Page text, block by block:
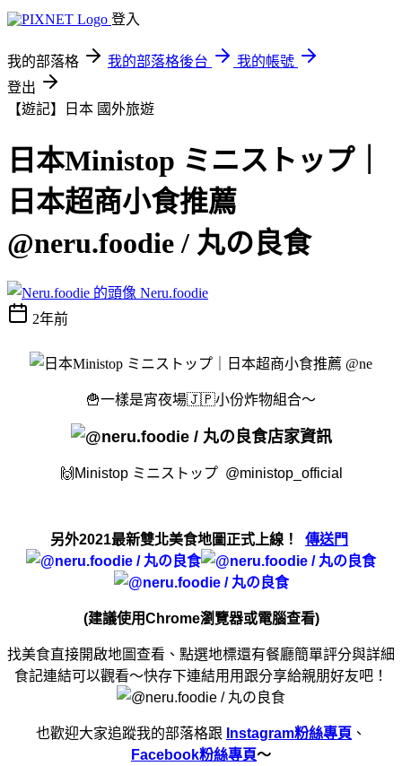
登入
我的部落格 我的部落格後台
我的帳號
登出
【遊記】日本 國外旅遊
日本Ministop ミニストップ｜
日本超商小食推薦
@neru.foodie / 丸の良食
Neru.foodie
2年前
🍟一樣是宵夜場🇯🇵小份炸物組合～
店家資訊
🙌 Ministop ミニストップ @ministop_official
另外2021最新雙北美食地圖正式上線！ 傳送門
(建議使用Chrome瀏覽器或電腦查看)
找美食直接開啟地圖查看、點選地標還有餐廳簡單評分與詳細
食記連結可以觀看～快存下連結用用跟分享給親朋好友吧！
也歡迎大家追蹤我的部落格跟 Instagram粉絲專頁 、
Facebook粉絲專頁～